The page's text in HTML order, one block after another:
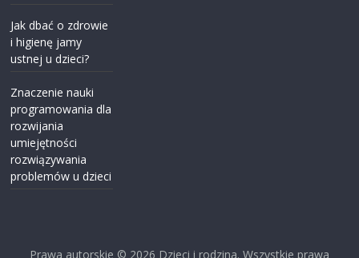
Jak dbać o zdrowie
i higienę jamy
ustnej u dzieci?
Znaczenie nauki
programowania dla
rozwijania
umiejętności
rozwiązywania
problemów u dzieci
Prawa autorskie © 2026 Dzieci i rodzina. Wszystkie prawa